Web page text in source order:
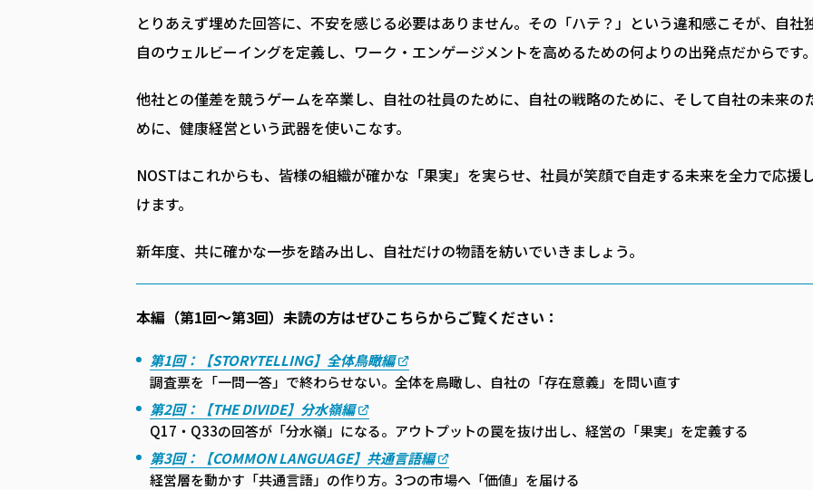
とりあえず埋めた回答に、不安を感じる必要はありません。その「ハテ？」という違和感こそが、自社
自のウェルビーイングを定義し、ワーク・エンゲージメントを高めるための何よりの出発点だからです
他社との僅差を競うゲームを卒業し、自社の社員のために、自社の戦略のために、そして自社の未来の
めに、健康経営という武器を使いこなす。
NOSTはこれからも、皆様の組織が確かな「果実」を実らせ、社員が笑顔で自走する未来を全力で応援
けます。
新年度、共に確かな一歩を踏み出し、自社だけの物語を紡いでいきましょう。
本編（第1回〜第3回）未読の方はぜひこちらからご覧ください：
第1回：【STORYTELLING】全体鳥瞰編
調査票を「一問一答」で終わらせない。全体を鳥瞰し、自社の「存在意義」を問い直す
第2回：【THE DIVIDE】分水嶺編
Q17・Q33の回答が「分水嶺」になる。アウトプットの罠を抜け出し、経営の「果実」を定義する
第3回：【COMMON LANGUAGE】共通言語編
経営層を動かす「共通言語」の作り方。3つの市場へ「価値」を届ける